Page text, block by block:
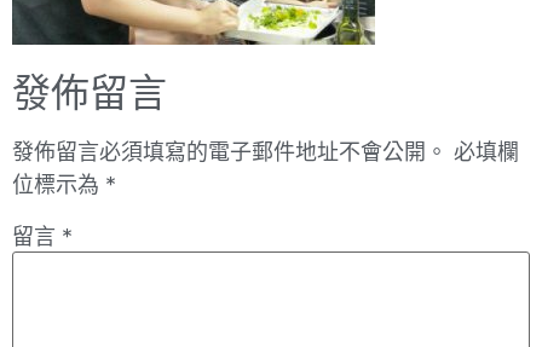
發佈留言
發佈留言必須填寫的電子郵件地址不會公開。 必填欄
位標示為 *
留言 *